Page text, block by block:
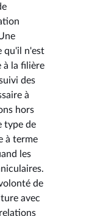
qu'il n'est
à la filière
des
à
hors
type de
à terme
les
de
avec